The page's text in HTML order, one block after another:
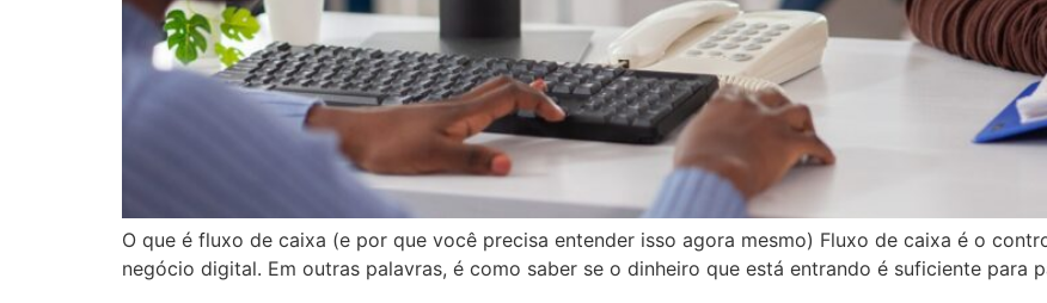
O que é fluxo de caixa (e por que você precisa entender isso agora mesmo) Fluxo de caixa é o
negócio digital. Em outras palavras, é como saber se o dinheiro que está entrando é suficiente para